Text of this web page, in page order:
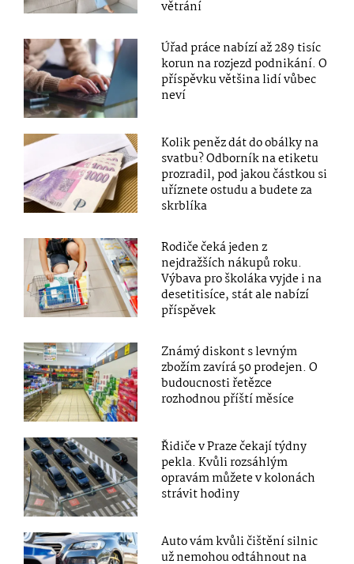
větrání
Úřad práce nabízí až 289 tisíc
korun na rozjezd podnikání. O
příspěvku většina lidí vůbec
neví
Kolik peněz dát do obálky na
svatbu? Odborník na etiketu
prozradil, pod jakou částkou si
uříznete ostudu a budete za
skrblíka
Rodiče čeká jeden z
nejdražších nákupů roku.
Výbava pro školáka vyjde i na
desetitisíce, stát ale nabízí
příspěvek
Známý diskont s levným
zbožím zavírá 50 prodejen. O
budoucnosti řetězce
rozhodnou příští měsíce
Řidiče v Praze čekají týdny
pekla. Kvůli rozsáhlým
opravám můžete v kolonách
strávit hodiny
Auto vám kvůli čištění silnic
už nemohou odtáhnout na